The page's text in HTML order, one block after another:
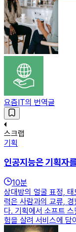
요즘IT의 번역글
스크랩
기획
인공지능은 기획자
10분
상대방의 얼굴 표정,
력은 사람과의 교류,
다. 기획에서 소프트
험을 살려 서비스에 담